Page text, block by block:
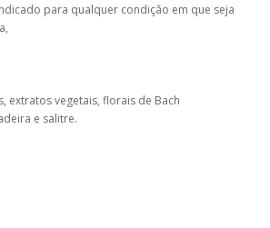
para qualquer condição em que seja
extratos vegetais, florais de Bach
e salitre.